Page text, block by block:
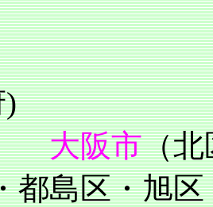
大阪市（北
都島区・旭